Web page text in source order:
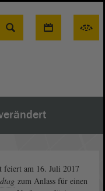
Suche
feiert am 16. Juli 2017
zum Anlass für einen